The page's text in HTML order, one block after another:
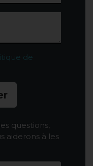
de
questions,
aiderons à les